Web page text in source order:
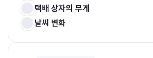
택배 상자의 무게
날씨 변화